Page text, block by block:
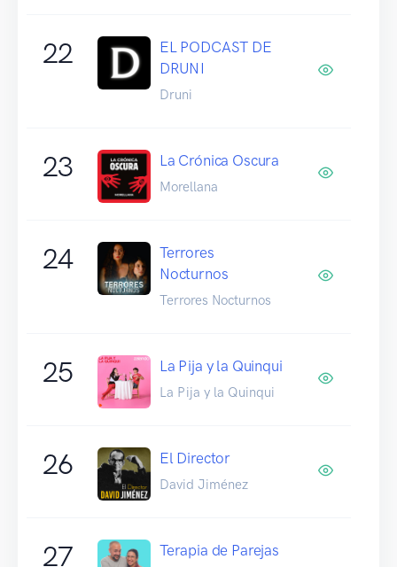
22
EL PODCAST DE
DRUNI
Druni
23 La Crónica Oscura
Morellana
24
Terrores
Nocturnos
Terrores Nocturnos
25 La Pija y la Quinqui
La Pija y la Quinqui
26 El Director
David Jiménez
27 Terapia de Parejas